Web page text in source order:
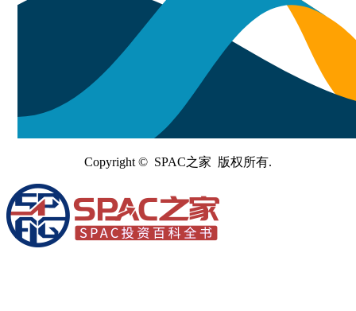
Copyright © SPAC之家 版权所有.